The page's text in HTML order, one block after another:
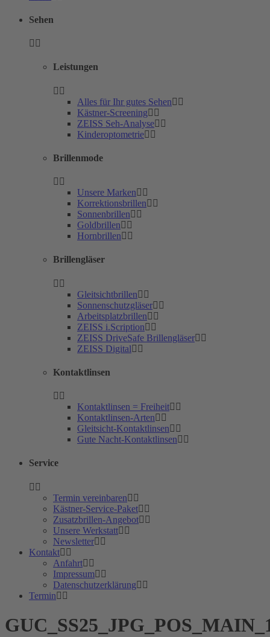
Sehen
Leistungen
Alles für Ihr gutes Sehen
Kästner-Screening
ZEISS Seh-Analyse
Kinderoptometrie
Brillenmode
Unsere Marken
Korrektionsbrillen
Sonnenbrillen
Goldbrillen
Hornbrillen
Brillengläser
Gleitsichtbrillen
Sonnenschutzgläser
Arbeitsplatzbrillen
ZEISS i.Scription
ZEISS DriveSafe Brillengläser
ZEISS Digital
Kontaktlinsen
Kontaktlinsen = Freiheit
Kontaktlinsen-Arten
Gleitsicht-Kontaktlinsen
Gute Nacht-Kontaktlinsen
Service
Termin vereinbaren
Kästner-Service-Paket
Zusatzbrillen-Angebot
Unsere Werkstatt
Newsletter
Kontakt
Anfahrt
Impressum
Datenschutzerklärung
Termin